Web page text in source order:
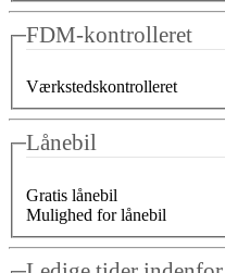
FDM-kontrolleret
Værkstedskontrolleret
Lånebil
Gratis lånebil
Mulighed for lånebil